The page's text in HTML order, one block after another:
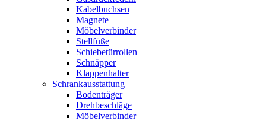
Kabelbuchsen
Magnete
Möbelverbinder
Stellfüße
Schiebetürrollen
Schnäpper
Klappenhalter
Schrankausstattung
Bodenträger
Drehbeschläge
Möbelverbinder